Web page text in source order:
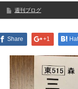
週刊ブログ
Share +1